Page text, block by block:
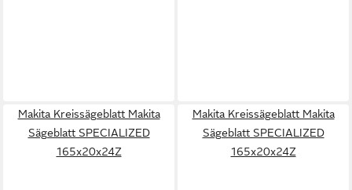
Makita Kreissägeblatt Makita
Sägeblatt SPECIALIZED
165x20x24Z
Makita Kreissägeblatt Makita
Sägeblatt SPECIALIZED
165x20x24Z